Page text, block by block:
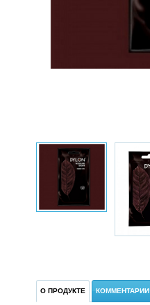
О ПРОДУКТЕ КОММЕНТАРИИ